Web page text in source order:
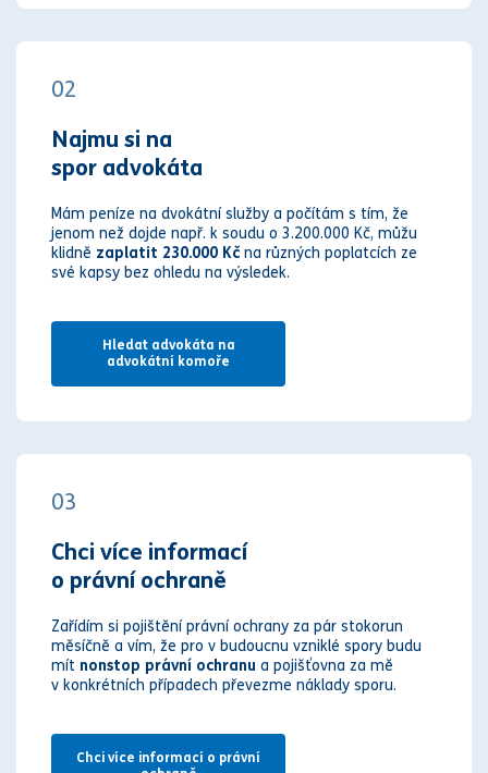
02
Najmu si na
spor advokáta
Mám peníze na dvokátní služby a počítám s tím, že
jenom než dojde např. k soudu o 3.200.000 Kč, můžu
klidně zaplatit 230.000 Kč na různých poplatcích ze
své kapsy bez ohledu na výsledek.
Hledat advokáta na
advokátní komoře
03
Chci více informací
o právní ochraně
Zařídím si pojištění právní ochrany za pár stokorun
měsíčně a vím, že pro v budoucnu vzniklé spory budu
mít nonstop právní ochranu a pojišťovna za mě
v konkrétních případech převezme náklady sporu.
Chci více informací o právní